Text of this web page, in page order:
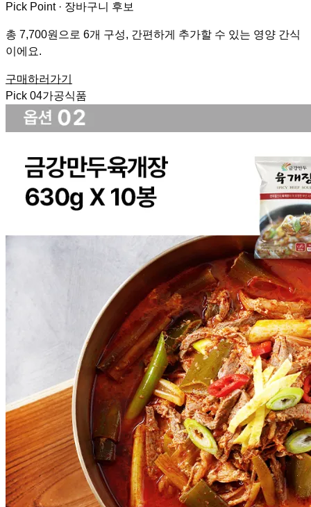
Pick Point · 장바구니 후보
총 7,700원으로 6개 구성, 간편하게 추가할 수 있는 영양 간식
이에요.
구매하러가기
Pick 04가공식품